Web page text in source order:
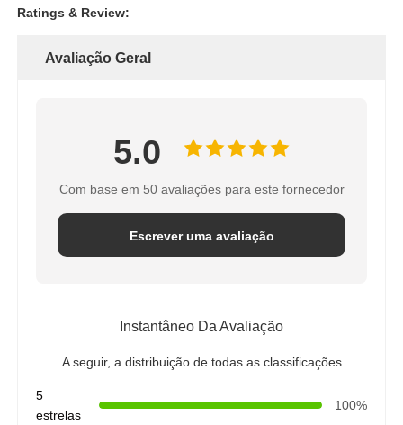
Ratings & Review:
Avaliação Geral
5.0
Com base em 50 avaliações para este fornecedor
Escrever uma avaliação
Instantâneo Da Avaliação
A seguir, a distribuição de todas as classificações
5
estrelas
100%